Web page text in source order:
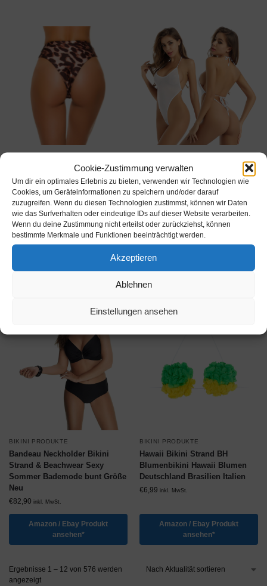
Cookie-Zustimmung verwalten
Um dir ein optimales Erlebnis zu bieten, verwenden wir Technologien wie
Cookies, um Geräteinformationen zu speichern und/oder darauf
zuzugreifen. Wenn du diesen Technologien zustimmst, können wir Daten
wie das Surfverhalten oder eindeutige IDs auf dieser Website verarbeiten.
Wenn du deine Zustimmung nicht erteilst oder zurückziehst, können
bestimmte Merkmale und Funktionen beeinträchtigt werden.
Akzeptieren
Ablehnen
Einstellungen ansehen
Bikini Hose Unterteil High Waist
Cut Outs Octupus International
Größe 46 AG185
€ 14,95 inkl. MwSt.
Amazon / Ebay Produkt
BIKINI PRODUKTE
Frauen Einteiler Body
Neckholder Transparent Bikini
Badeanzug Babydoll Dessous
€ 7,44 inkl. MwSt.
Amazon / Ebay Produkt
BIKINI PRODUKTE
Bandeau Neckholder Bikini
Strand & Beachwear Sexy
Sommer Bademode bunt Größe
Neu
€82,90 inkl. MwSt.
Amazon / Ebay Produkt
ansehen*
BIKINI PRODUKTE
Hawaii Bikini Strand BH
Blumenbikini Hawaii Blumen
Deutschland Brasilien Italien
€6,99 inkl. MwSt.
Amazon / Ebay Produkt
ansehen*
Ergebnisse 1 – 12 von 576 werden
angezeigt